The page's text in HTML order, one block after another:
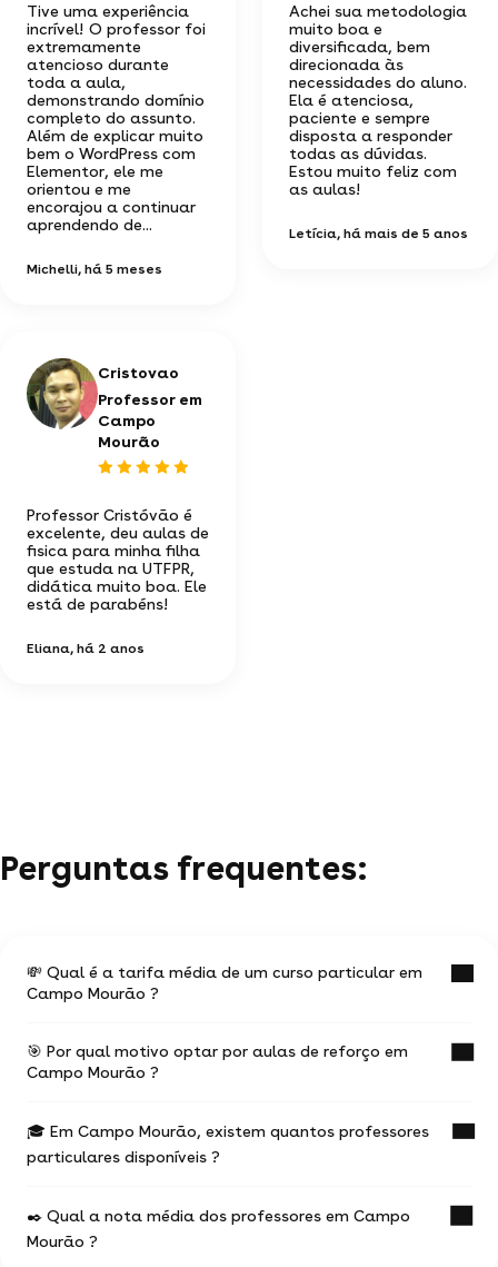
Tive uma experiência
incrível! O professor foi
extremamente
atencioso durante
toda a aula,
demonstrando domínio
completo do assunto.
Além de explicar muito
bem o WordPress com
Elementor, ele me
orientou e me
encorajou a continuar
aprendendo de...
Michelli, há 5 meses
Cristovao
Professor em
Campo
Mourão
Professor Cristóvão é
excelente, deu aulas de
fisica para minha filha
que estuda na UTFPR,
didática muito boa. Ele
está de parabéns!
Eliana, há 2 anos
Achei sua metodologia
muito boa e
diversificada, bem
direcionada às
necessidades do aluno.
Ela é atenciosa,
paciente e sempre
disposta a responder
todas as dúvidas.
Estou muito feliz com
as aulas!
Letícia, há mais de 5 anos
Perguntas frequentes:
💸 Qual é a tarifa média de um curso particular em
Campo Mourão ?
O valor médio de uma aula particular
em Campo Mourão é de R$ 47.
Esses valores podem variar de acordo com
o local do curso (online ou a domicílio) e a
🎯 Por qual motivo optar por aulas de reforço em
Campo Mourão ?
Ter aulas com um professor experiente na
temática desejada vai te ajudar a progredir mais
🎓 Em Campo Mourão, existem quantos professores
particulares disponíveis ?
307 profes particulares propõem seus serviços.
✒️ Qual a nota média dos professores em Campo
Mourão ?